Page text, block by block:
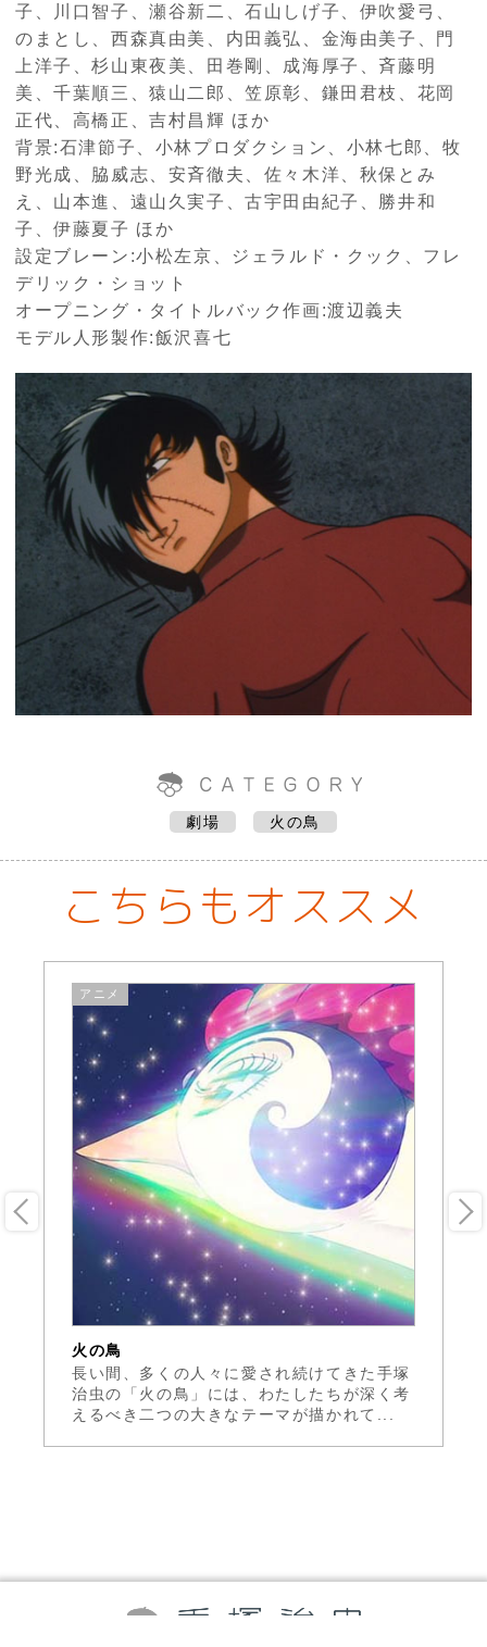
子、川口智子、瀬谷新二、石山しげ子、伊吹愛弓、
のまとし、西森真由美、内田義弘、金海由美子、門
上洋子、杉山東夜美、田巻剛、成海厚子、斉藤明
美、千葉順三、猿山二郎、笠原彰、鎌田君枝、花岡
正代、高橋正、吉村昌輝 ほか
背景:石津節子、小林プロダクション、小林七郎、牧
野光成、脇威志、安斉徹夫、佐々木洋、秋保とみ
え、山本進、遠山久実子、古宇田由紀子、勝井和
子、伊藤夏子 ほか
設定ブレーン:小松左京、ジェラルド・クック、フレ
デリック・ショット
オープニング・タイトルバック作画:渡辺義夫
モデル人形製作:飯沢喜七
劇場 火の鳥
こちらもオススメ
アニメ
火の鳥
長い間、多くの人々に愛され続けてきた手塚
治虫の「火の鳥」には、わたしたちが深く考
えるべき二つの大きなテーマが描かれて...